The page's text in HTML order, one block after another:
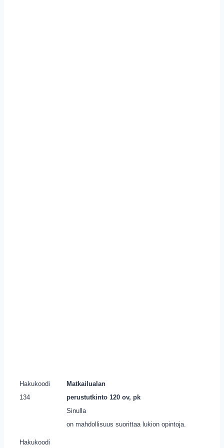
Hakukoodi
134
Matkailualan
perustutkinto 120 ov, pk
Sinulla
on mahdollisuus suorittaa lukion opintoja.
Hakukoodi